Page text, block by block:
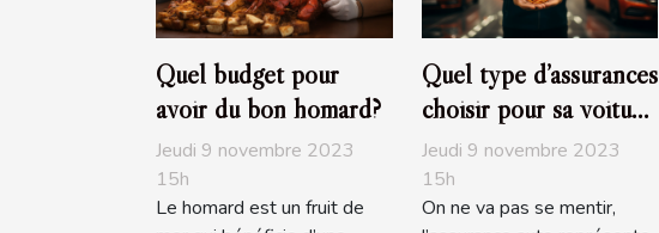
Quel budget pour
avoir du bon homard?
Jeudi 9 novembre 2023
15h
Le homard est un fruit de
Quel type d’assurances
choisir pour sa voiture
?
Jeudi 9 novembre 2023
15h
On ne va pas se mentir,